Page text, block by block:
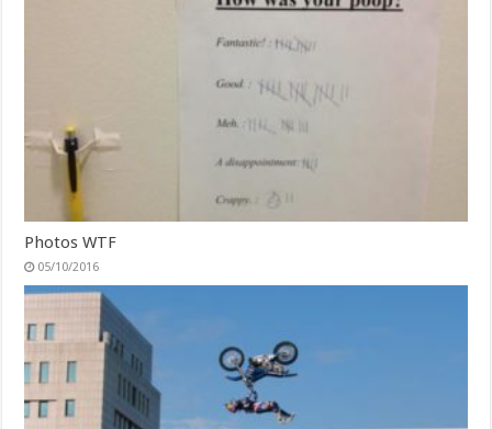
Photos WTF
05/10/2016